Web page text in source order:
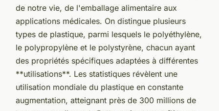
de notre vie, de l'emballage alimentaire aux
applications médicales. On distingue plusieurs
types de plastique, parmi lesquels le polyéthylène,
le polypropylène et le polystyrène, chacun ayant
des propriétés spécifiques adaptées à différentes
**utilisations**. Les statistiques révèlent une
utilisation mondiale du plastique en constante
augmentation, atteignant près de 300 millions de